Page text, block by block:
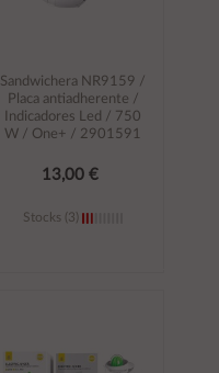
Sandwichera NR9159 /
Placa antiadherente /
Indicadores Led / 750
W / One+ / 2901591
13,00 €
Stocks (3)